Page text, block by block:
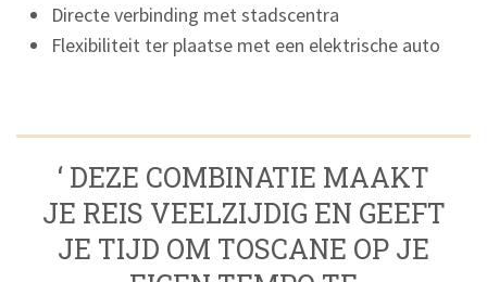
Directe verbinding met stadscentra
Flexibiliteit ter plaatse met een elektrische auto
‘ DEZE COMBINATIE MAAKT
JE REIS VEELZIJDIG EN GEEFT
JE TIJD OM TOSCANE OP JE